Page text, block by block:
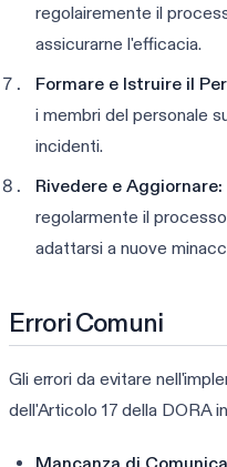
regolairemente il
assicurarne l'efficacia.
Formare e Istruire il
i membri del personale
incidenti.
Rivedere e Aggiornare:
regolarmente il
adattarsi a nuove
Errori Comuni
Gli errori da evitare
dell'Articolo 17 della DORA